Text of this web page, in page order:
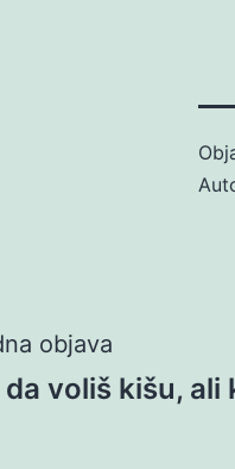
objava
da voliš kišu,